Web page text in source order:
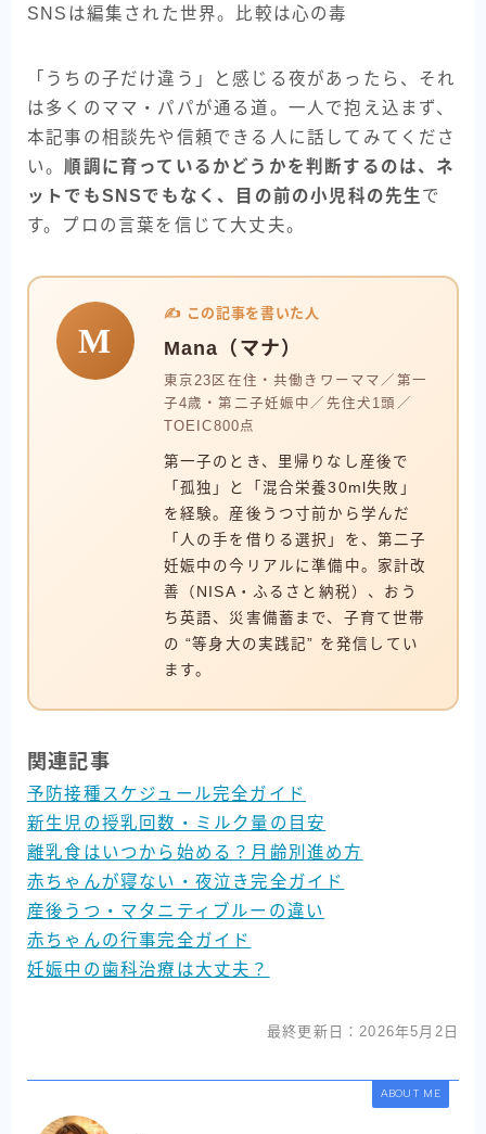
SNSは編集された世界。比較は心の毒
「うちの子だけ違う」と感じる夜があったら、それ
は多くのママ・パパが通る道。一人で抱え込まず、
本記事の相談先や信頼できる人に話してみてくださ
い。順調に育っているかどうかを判断するのは、ネ
ットでもSNSでもなく、目の前の小児科の先生 で
す。プロの言葉を信じて大丈夫。
M
✍️ この記事を書いた人
Mana（マナ）
東京23区在住・共働きワーママ／第一
子4歳・第二子妊娠中／先住犬1頭／
TOEIC800点
第一子のとき、里帰りなし産後で
「孤独」と「混合栄養30ml失敗」
を経験。産後うつ寸前から学んだ
「人の手を借りる選択」を、第二子
妊娠中の今リアルに準備中。家計改
善（NISA・ふるさと納税）、おう
ち英語、災害備蓄まで、子育て世帯
の “等身大の実践記” を発信してい
ます。
関連記事
予防接種スケジュール完全ガイド
新生児の授乳回数・ミルク量の目安
離乳食はいつから始める？月齢別進め方
赤ちゃんが寝ない・夜泣き完全ガイド
産後うつ・マタニティブルーの違い
赤ちゃんの行事完全ガイド
妊娠中の歯科治療は大丈夫？
最終更新日：2026年5月2日
ABOUT ME